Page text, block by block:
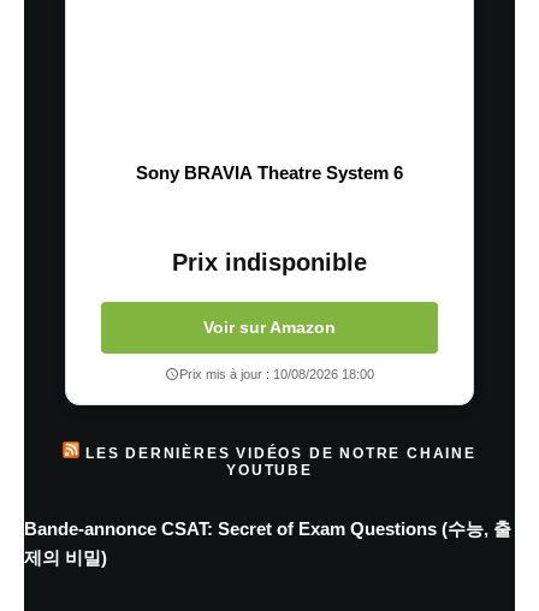
Sony BRAVIA Theatre System 6
Prix indisponible
Voir sur Amazon
Prix mis à jour : 10/08/2026 18:00
LES DERNIÈRES VIDÉOS DE NOTRE CHAINE
YOUTUBE
Bande-annonce CSAT: Secret of Exam Questions (수능, 출
제의 비밀)